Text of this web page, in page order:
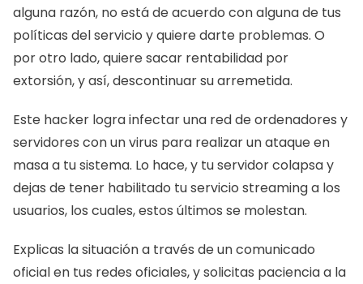
alguna razón, no está de acuerdo con alguna de tus
políticas del servicio y quiere darte problemas. O
por otro lado, quiere sacar rentabilidad por
extorsión, y así, descontinuar su arremetida.
Este hacker logra infectar una red de ordenadores y
servidores con un virus para realizar un ataque en
masa a tu sistema. Lo hace, y tu servidor colapsa y
dejas de tener habilitado tu servicio streaming a los
usuarios, los cuales, estos últimos se molestan.
Explicas la situación a través de un comunicado
oficial en tus redes oficiales, y solicitas paciencia a la